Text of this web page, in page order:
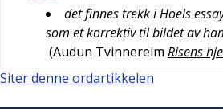
det finnes trekk i Hoels
som et korrektiv til bildet av
(Audun Tvinnereim Risens
Siter denne ordartikkelen